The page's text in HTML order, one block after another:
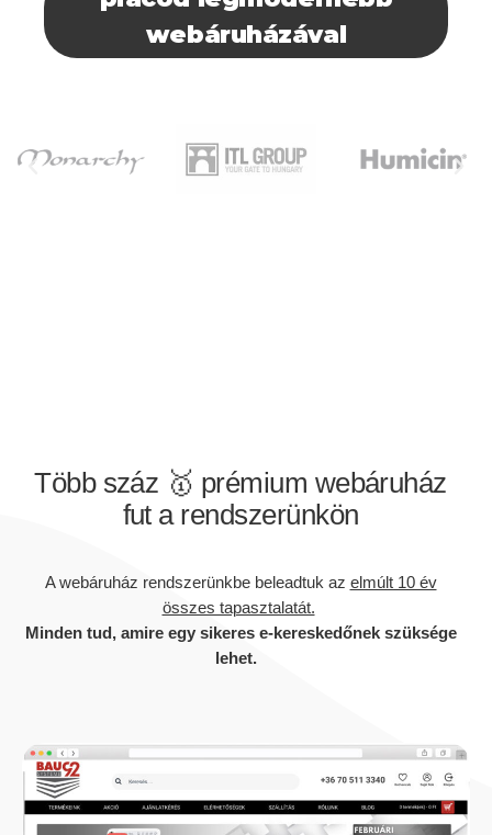
webáruházával
Több száz 🥇 prémium webáruház
fut a rendszerünkön
A webáruház rendszerünkbe beleadtuk az elmúlt 10 év
összes tapasztalatát.
Minden tud, amire egy sikeres e-kereskedőnek szüksége
lehet.